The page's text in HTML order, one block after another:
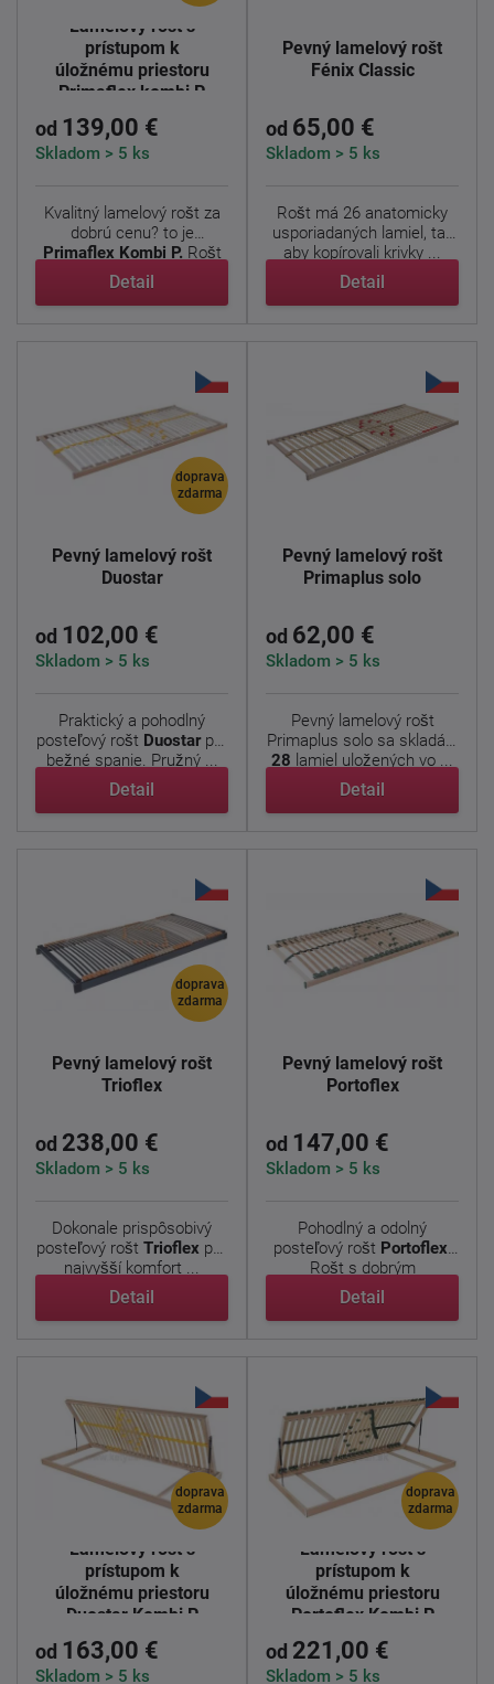
Lamelový rošt s
prístupom k
úložnému priestoru
Primaflex kombi P
od 139,00 €
Skladom > 5 ks
Kvalitný lamelový rošt za
dobrú cenu? to je
Primaflex Kombi P. Rošt
je ...
Detail
Pevný lamelový rošt
Fénix Classic
od 65,00 €
Skladom > 5 ks
Rošt má 26 anatomicky
usporiadaných lamiel, tak
aby kopírovali krivky ...
Detail
doprava
zdarma
Pevný lamelový rošt
Duostar
od 102,00 €
Skladom > 5 ks
Praktický a pohodlný
posteľový rošt Duostarpre
bežné spanie. Pružný ...
Detail
Pevný lamelový rošt
Primaplus solo
od 62,00 €
Skladom > 5 ks
Pevný lamelový rošt
Primaplus solo sa skladá z
28 lamiel uložených vo ...
Detail
doprava
zdarma
Pevný lamelový rošt
Trioflex
od 238,00 €
Skladom > 5 ks
Dokonale prispôsobivý
posteľový rošt Trioflex pre
najvyšší komfort ...
Detail
Pevný lamelový rošt
Portoflex
od 147,00 €
Skladom > 5 ks
Pohodlný a odolný
posteľový rošt Portoflex.
Rošt s dobrým
odpružením ...
Detail
doprava
zdarma
Lamelový rošt s
prístupom k
úložnému priestoru
Duostar Kombi P
od 163,00 €
Skladom > 5 ks
doprava
zdarma
Lamelový rošt s
prístupom k
úložnému priestoru
Portoflex Kombi P
od 221,00 €
Skladom > 5 ks